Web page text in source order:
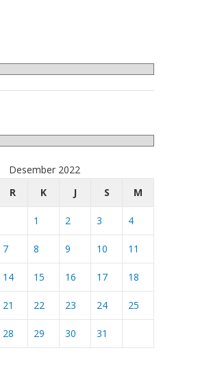
Desember 2022
R K J S M
1 2 3 4
7 8 9 10 11
14 15 16 17 18
21 22 23 24 25
28 29 30
31